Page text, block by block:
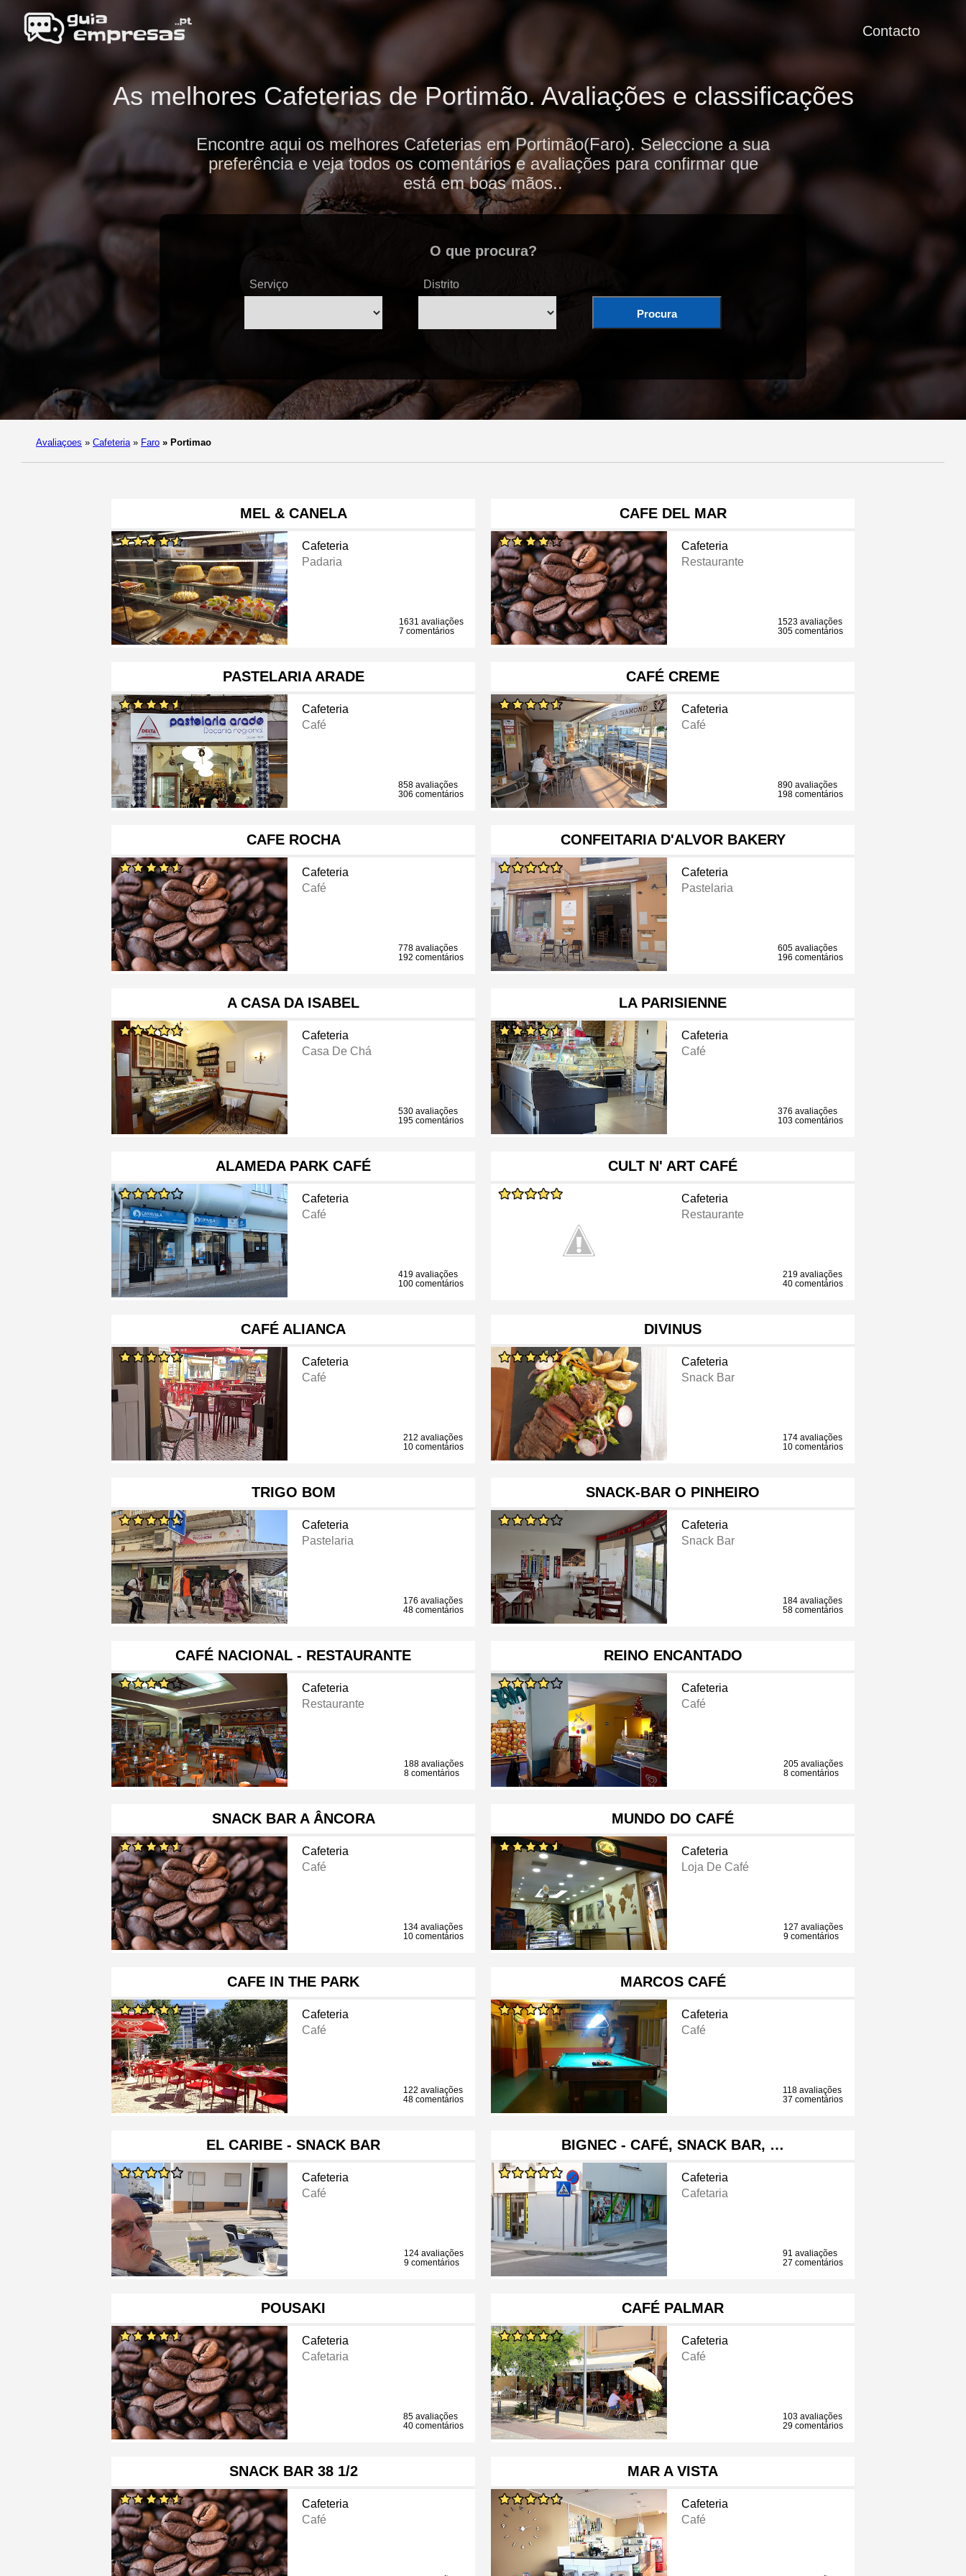
Contacto
As melhores Cafeterias de Portimão. Avaliações e classificações
Encontre aqui os melhores Cafeterias em Portimão(Faro). Seleccione a sua
preferência e veja todos os comentários e avaliações para confirmar que
está em boas mãos..
O que procura?
Serviço Distrito
Procura
Avaliaçoes » Cafeteria » Faro » Portimao
MEL & CANELA
Cafeteria
Padaria
1631 avaliações
7 comentários
CAFE DEL MAR
Cafeteria
Restaurante
1523 avaliações
305 comentários
PASTELARIA ARADE
Cafeteria
Café
858 avaliações
306 comentários
CAFÉ CREME
Cafeteria
Café
890 avaliações
198 comentários
CAFE ROCHA
Cafeteria
Café
778 avaliações
192 comentários
CONFEITARIA D'ALVOR BAKERY
Cafeteria
Pastelaria
605 avaliações
196 comentários
A CASA DA ISABEL
Cafeteria
Casa De Chá
530 avaliações
195 comentários
LA PARISIENNE
Cafeteria
Café
376 avaliações
103 comentários
ALAMEDA PARK CAFÉ
Cafeteria
Café
419 avaliações
100 comentários
CULT N' ART CAFÉ
Cafeteria
Restaurante
219 avaliações
40 comentários
CAFÉ ALIANCA
Cafeteria
Café
212 avaliações
10 comentários
DIVINUS
Cafeteria
Snack Bar
174 avaliações
10 comentários
TRIGO BOM
Cafeteria
Pastelaria
176 avaliações
48 comentários
SNACK-BAR O PINHEIRO
Cafeteria
Snack Bar
184 avaliações
58 comentários
CAFÉ NACIONAL - RESTAURANTE
Cafeteria
Restaurante
188 avaliações
8 comentários
REINO ENCANTADO
Cafeteria
Café
205 avaliações
8 comentários
SNACK BAR A ÂNCORA
Cafeteria
Café
134 avaliações
10 comentários
MUNDO DO CAFÉ
Cafeteria
Loja De Café
127 avaliações
9 comentários
CAFE IN THE PARK
Cafeteria
Café
122 avaliações
48 comentários
MARCOS CAFÉ
Cafeteria
Café
118 avaliações
37 comentários
EL CARIBE - SNACK BAR
Cafeteria
Café
124 avaliações
9 comentários
BIGNEC - CAFÉ, SNACK BAR, …
Cafeteria
Cafetaria
91 avaliações
27 comentários
POUSAKI
Cafeteria
Cafetaria
85 avaliações
40 comentários
CAFÉ PALMAR
Cafeteria
Café
103 avaliações
29 comentários
SNACK BAR 38 1/2
Cafeteria
Café
MAR A VISTA
Cafeteria
Café